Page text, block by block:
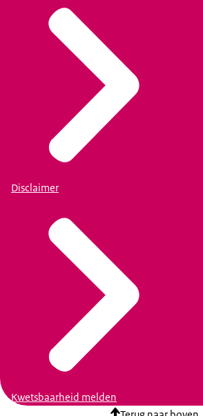
Disclaimer
Kwetsbaarheid melden